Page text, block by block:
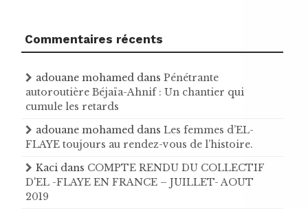
Commentaires récents
adouane mohamed dans Pénétrante
autoroutière Béjaïa-Ahnif : Un chantier qui
cumule les retards
adouane mohamed dans Les femmes d’EL-
FLAYE toujours au rendez-vous de l’histoire .
Kaci dans COMPTE RENDU DU COLLECTIF
D'EL -FLAYE EN FRANCE – JUILLET- AOUT
2019